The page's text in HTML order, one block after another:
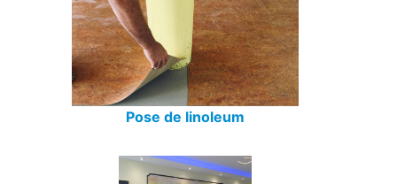
Pose de linoleum